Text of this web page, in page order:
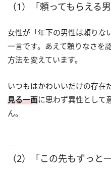
（1）「頼ってもらえる
女性が「年下の男性は頼りな
一言です。あえて頼りなさを
方法を変えています。
いつもはかわいいだけの存在
見る一面に思わず異性として
ん。
（2）「この先もずっと